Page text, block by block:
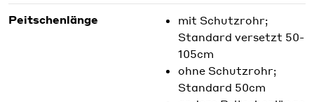
Peitschenlänge
mit Schutzrohr;
Standard versetzt 50-
105cm
ohne Schutzrohr;
Standard 50cm